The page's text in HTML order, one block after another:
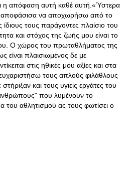
η απόφαση αυτή καθέ αυτή.«Ύστερα
αποφάσισα να αποχωρήσω από το
τους παράγοντες πλαίσιο του
και στόχος της ζωής μου είναι το
Ο χώρος του πρωταθλήματος της
είναι πλαισιωμένος δε με
στις ηθικές μου αξίες και στα
τους απλούς φιλάθλους
και τους υγιείς εργάτες του
που λυμένουν το
του αθλητισμού ας τους φωτίσει ο